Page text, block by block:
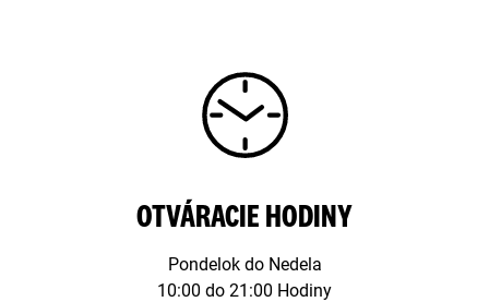
OTVÁRACIE HODINY
Pondelok do Nedela
10:00 do 21:00 Hodiny